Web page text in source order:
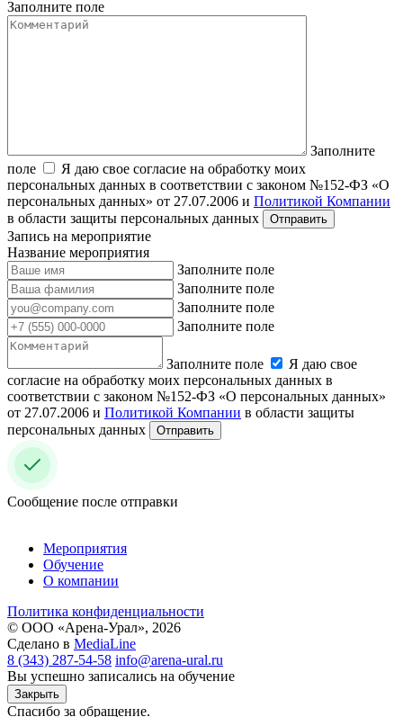
Заполните поле
Заполните
поле
Я даю свое согласие на обработку моих
персональных данных в соответствии с законом №152-ФЗ «О
персональных данных» от 27.07.2006 и Политикой Компании
в области защиты персональных данных
Запись на мероприятие
Название мероприятия
Заполните поле
Заполните поле
Заполните поле
Заполните поле
Заполните поле
Я даю свое
согласие на обработку моих персональных данных в
соответствии с законом №152-ФЗ «О персональных данных»
от 27.07.2006 и Политикой Компании в области защиты
персональных данных
Отправить
Сообщение после отправки
Мероприятия
Обучение
О компании
Политика конфиденциальности
© ООО «Арена-Урал», 2026
Сделано в MediaLine
8 (343) 287-54-58 info@arena-ural.ru
Вы успешно записались на обучение
Закрыть
Спасибо за обращение.